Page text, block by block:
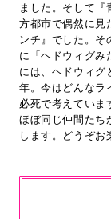
ました。そして
方都市で偶然に見
ンチ』でした。そ
に「ヘドウィグみ
には、ヘドウィグ
年。今はどんなラ
必死で考えていま
ほぼ同じ仲間たち
します。どうぞお